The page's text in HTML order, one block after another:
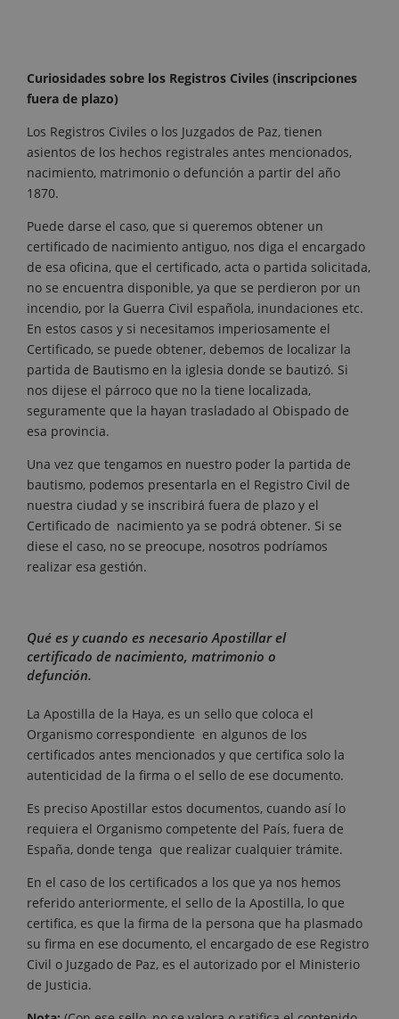
Curiosidades sobre los Registros Civiles (inscripciones
fuera de plazo)
Los Registros Civiles o los Juzgados de Paz, tienen
asientos de los hechos registrales antes mencionados,
nacimiento, matrimonio o defunción a partir del año
1870.
Puede darse el caso, que si queremos obtener un
certificado de nacimiento antiguo, nos diga el encargado
de esa oficina, que el certificado, acta o partida solicitada,
no se encuentra disponible, ya que se perdieron por un
incendio, por la Guerra Civil española, inundaciones etc.
En estos casos y si necesitamos imperiosamente el
Certificado, se puede obtener, debemos de localizar la
partida de Bautismo en la iglesia donde se bautizó. Si
nos dijese el párroco que no la tiene localizada,
seguramente que la hayan trasladado al Obispado de
esa provincia.
Una vez que tengamos en nuestro poder la partida de
bautismo, podemos presentarla en el Registro Civil de
nuestra ciudad y se inscribirá fuera de plazo y el
Certificado de nacimiento ya se podrá obtener. Si se
diese el caso, no se preocupe, nosotros podríamos
realizar esa gestión.
Qué es y cuando es necesario Apostillar el
certificado de nacimiento, matrimonio o
defunción.
La Apostilla de la Haya, es un sello que coloca el
Organismo correspondiente en algunos de los
certificados antes mencionados y que certifica solo la
autenticidad de la firma o el sello de ese documento.
Es preciso Apostillar estos documentos, cuando así lo
requiera el Organismo competente del País, fuera de
España, donde tenga que realizar cualquier trámite.
En el caso de los certificados a los que ya nos hemos
referido anteriormente, el sello de la Apostilla, lo que
certifica, es que la firma de la persona que ha plasmado
su firma en ese documento, el encargado de ese Registro
Civil o Juzgado de Paz, es el autorizado por el Ministerio
de Justicia.